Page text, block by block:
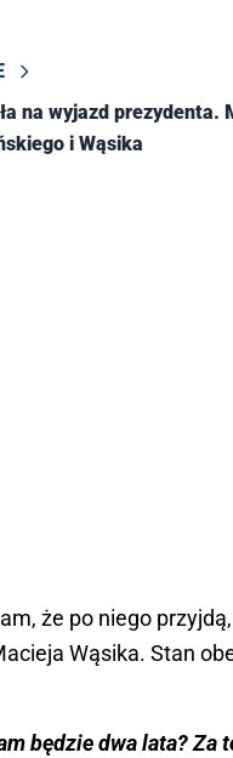
na wyjazd prezydenta.
i Wąsika
że po niego
Wąsika. Stan
będzie dwa lata? Za